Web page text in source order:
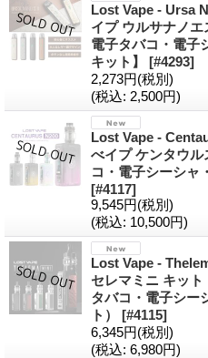
Lost Vape - Ursa
イプ ウルサナノ
電子タバコ・電子
キット】 [#4293]
2,273円(税別)
(税込: 2,500円)
Lost Vape -
べイプ ケンタウ
コ・電子シーシャ
[#4117]
9,545円(税別)
(税込: 10,500円)
Lost Vape -
セレマミニ キッ
タバコ・電子シー
ト） [#4115]
6,345円(税別)
(税込: 6,980円)